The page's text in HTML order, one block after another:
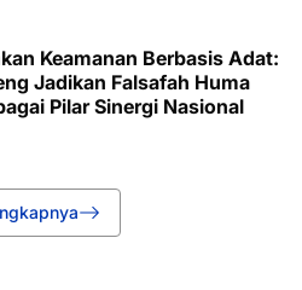
Keamanan Berbasis Adat:
Jadikan Falsafah Huma
Pilar Sinergi Nasional